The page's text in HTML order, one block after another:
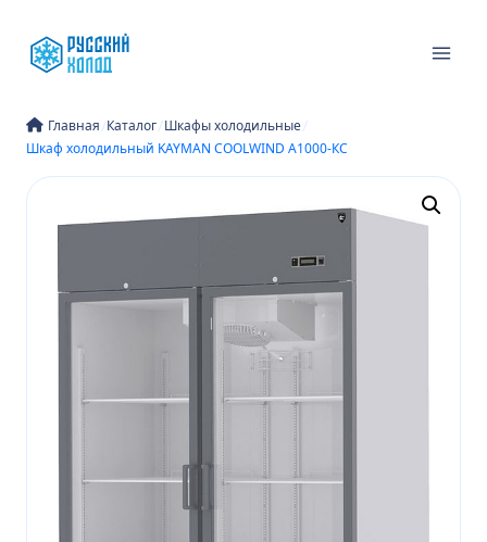
содержимому
Главная/Каталог/Шкафы холодильные/
Шкаф холодильный KAYMAN COOLWIND А1000-КС